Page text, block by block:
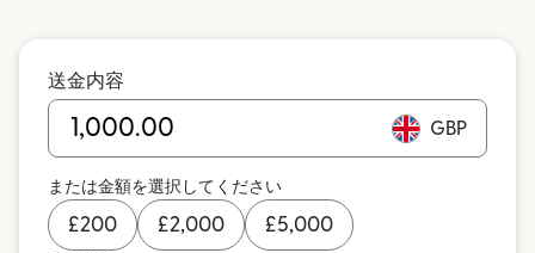
送金内容
GBP
または金額を選択してください
£200 £2,000 £5,000